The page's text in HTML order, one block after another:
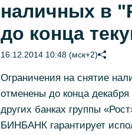
наличных в
до конца
16.12.2014 10:48 (мск+2)
Ограничения на снятие
отменены до конца
других банках группы
БИНБАНК гарантирует